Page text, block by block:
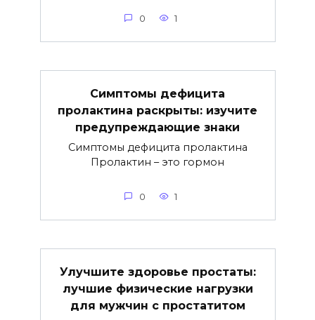
0 1
Симптомы дефицита
пролактина раскрыты: изучите
предупреждающие знаки
Симптомы дефицита пролактина
Пролактин – это гормон
0 1
Улучшите здоровье простаты:
лучшие физические нагрузки
для мужчин с простатитом